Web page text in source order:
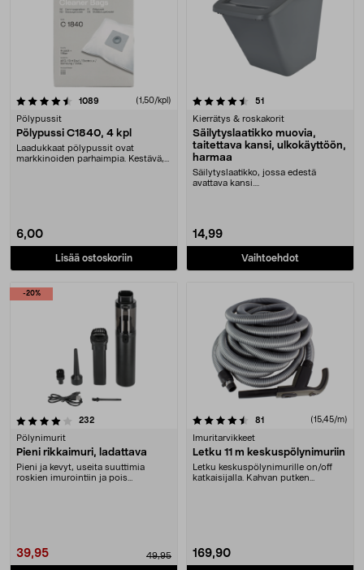
1089 arvostelut(1,50/kpl)
Pölypussit
Pölypussi C1840, 4 kpl
Laadukkaat pölypussit ovat
markkinoiden parhaimpia. Kestävä,
6,00
Lisää ostoskoriin
4.5 viidestä tähdestä 51
Kierrätys & roskakorit
Säilytyslaatikko muovia,
taitettava kansi, ulkokäyttöön,
harmaa
Säilytyslaatikko, jossa edestä
avattava kansi....
14,99
Vaihtoehdot
-20%
232arvostelut
Pölynimurit
Pieni rikkaimuri, ladattava
Pieni ja kevyt, useita suuttimia
roskien imurointiin ja pois
39,95 49,95
4.5 viidestä tähdestä 81 (15,45/m)
Imuritarvikkeet
Letku 11 m keskuspölynimuriin
Letku keskuspölynimurille on/off
katkaisijalla. Kahvan putken
169,90